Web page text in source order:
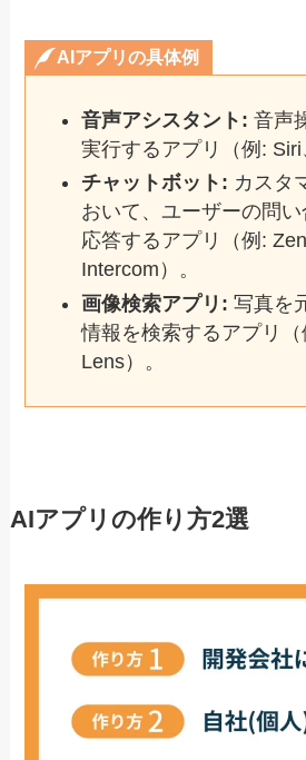
AIアプリの具体例
音声アシスタント: 音声
実行するアプリ（例: Siri
チャットボット: カスタ
おいて、ユーザーの問
応答するアプリ（例:
Intercom）。
画像検索アプリ: 写真を
情報を検索するアプリ
Lens）。
AIアプリの作り方2選